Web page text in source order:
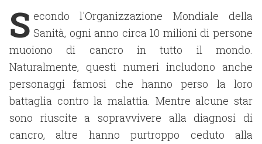
S econdo l'Organizzazione Mondiale della
Sanità, ogni anno circa 10 milioni di persone
muoiono di cancro in tutto il mondo.
Naturalmente, questi numeri includono anche
personaggi famosi che hanno perso la loro
battaglia contro la malattia. Mentre alcune star
sono riuscite a sopravvivere alla diagnosi di
cancro, altre hanno purtroppo ceduto alla